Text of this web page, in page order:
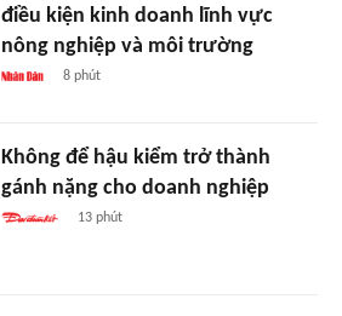
điều kiện kinh doanh lĩnh vực
nông nghiệp và môi trường
8 phút
Không để hậu kiểm trở thành
gánh nặng cho doanh nghiệp
13 phút